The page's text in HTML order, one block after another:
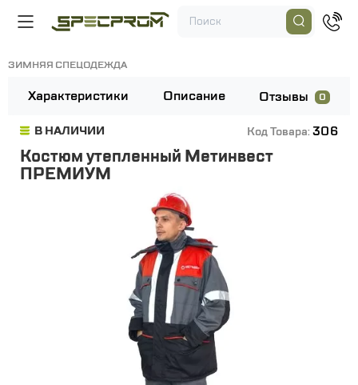
ЗИМНЯЯ СПЕЦОДЕЖДА
Характеристики Описание Отзывы 0
В НАЛИЧИИ Код Товара: 306
Костюм утепленный Метинвест
ПРЕМИУМ